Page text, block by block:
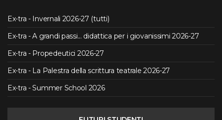
Ex-tra - Invernali 2026-27 (tutti)
Ex-tra - A grandi passi... didattica per i giovanissimi 2026-27
Ex-tra - Propedeutici 2026-27
Ex-tra - La Palestra della scrittura teatrale 2026-27
Ex-tra - Summer School 2026